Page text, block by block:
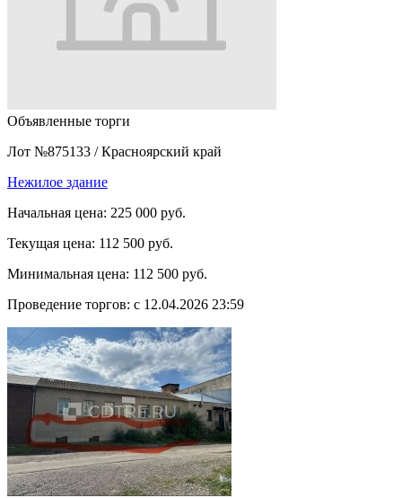
Объявленные торги
Лот №875133 / Красноярский край
Нежилое здание
Начальная цена: 225 000 руб.
Текущая цена: 112 500 руб.
Минимальная цена: 112 500 руб.
Проведение торгов: с 12.04.2026 23:59